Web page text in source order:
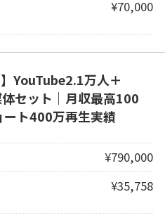
¥70,000
YouTube2.1万人＋
セット｜月収最高100
ト400万再生実績
¥790,000
¥35,758